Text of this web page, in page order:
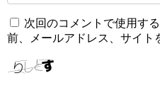
次回のコメントで使用す
前、メールアドレス、サイト